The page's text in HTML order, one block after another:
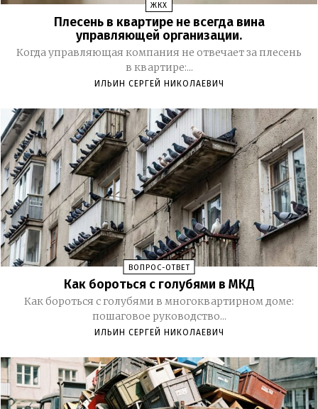
ЖКХ
Плесень в квартире не всегда вина
управляющей организации.
Когда управляющая компания не отвечает за плесень
в квартире:...
ИЛЬИН СЕРГЕЙ НИКОЛАЕВИЧ
ВОПРОС-ОТВЕТ
Как бороться с голубями в МКД
Как бороться с голубями в многоквартирном доме:
пошаговое руководство...
ИЛЬИН СЕРГЕЙ НИКОЛАЕВИЧ